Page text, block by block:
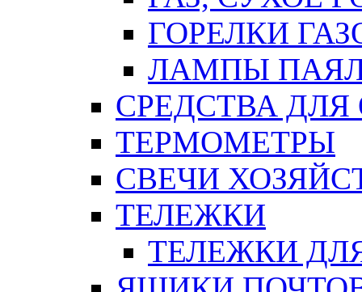
ГОРЕЛКИ
ЛАМПЫ
СРЕДСТВА
ТЕРМОМЕТРЫ
СВЕЧИ
ТЕЛЕЖКИ
ТЕЛЕЖКИ